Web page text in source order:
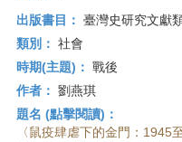
出版書目： 臺灣史研究文獻
類別： 社會
時期(主題)： 戰後
作者： 劉燕琪
題名 (點擊閱讀)：
〈鼠疫肆虐下的金門：1945